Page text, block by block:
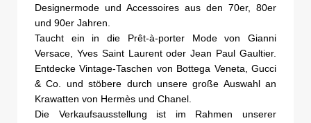
Designermode und Accessoires aus den 70er, 80er
und 90er Jahren.
Taucht ein in die Prêt-à-porter Mode von Gianni
Versace, Yves Saint Laurent oder Jean Paul Gaultier.
Entdecke Vintage-Taschen von Bottega Veneta, Gucci
& Co. und stöbere durch unsere große Auswahl an
Krawatten von Hermès und Chanel.
Die Verkaufsausstellung ist im Rahmen unserer